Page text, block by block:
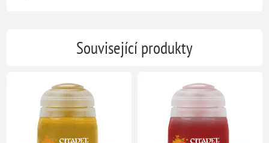
Související produkty